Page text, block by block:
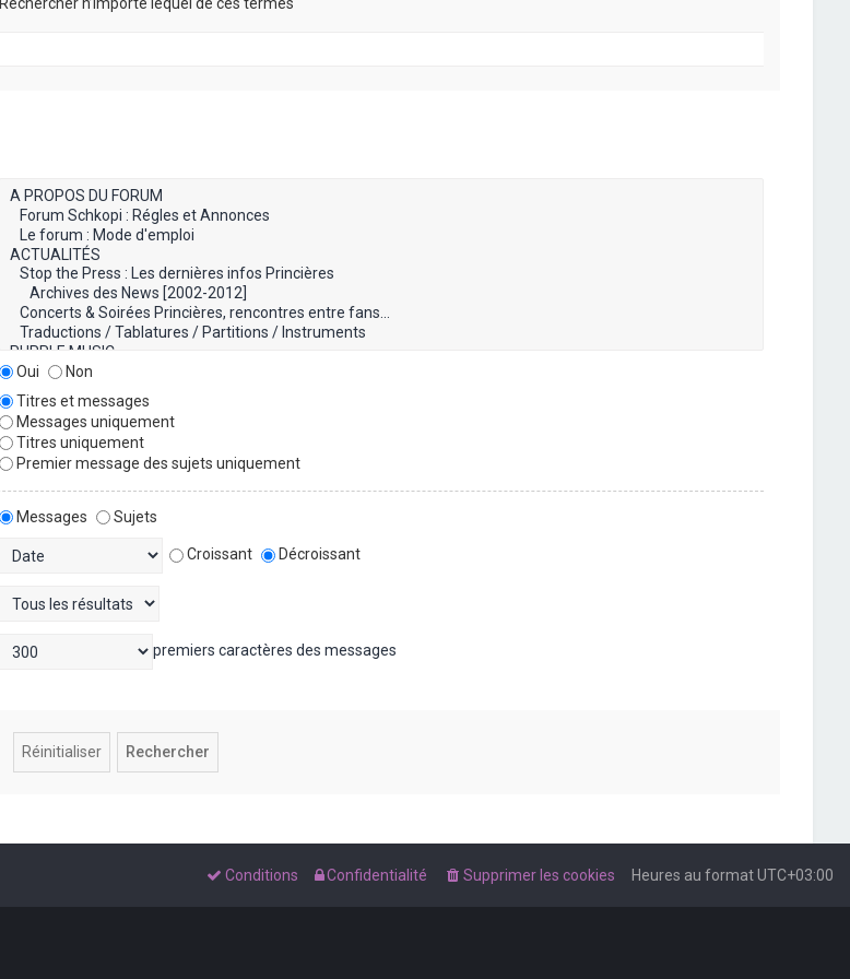
Oui
Non
Titres et messages
Messages uniquement
Titres uniquement
Premier message des sujets uniquement
Messages
Sujets
Croissant Décroissant
premiers caractères des messages
Heures au formatUTC+03:00
Supprimer les cookies
Confidentialité
Conditions